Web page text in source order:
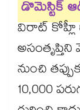
డొమెస్టిక్
విరాట్ కోహ్లీ
అసంతృప్తిని
నుంచి
10,000